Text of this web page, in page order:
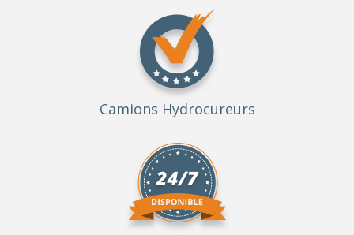
Camions Hydrocureurs